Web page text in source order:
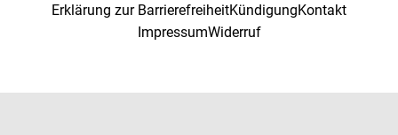
Erklärung zur BarrierefreiheitKündigungKontakt
ImpressumWiderruf